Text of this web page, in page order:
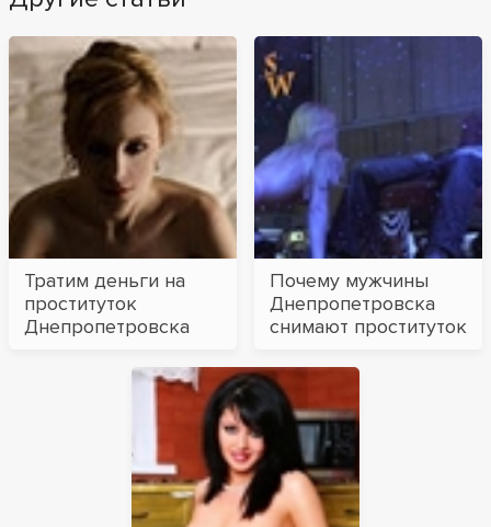
Тратим деньги на
проституток
Днепропетровска
Почему мужчины
Днепропетровска
снимают проституток